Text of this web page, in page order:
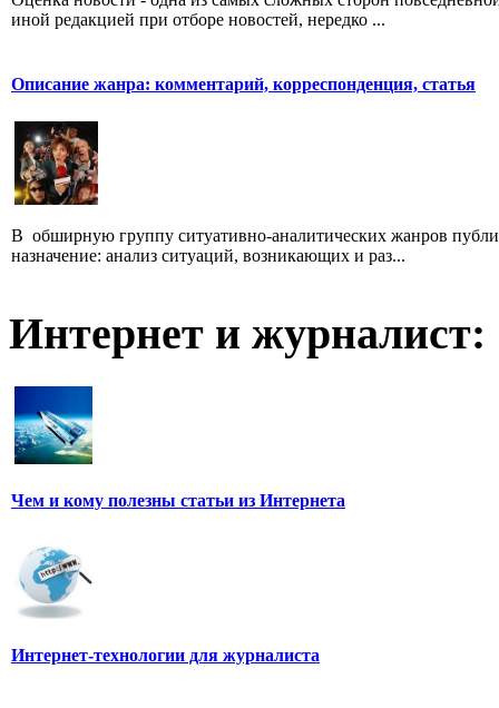
иной редакцией при отборе новостей, нередко ...
Описание жанра: комментарий, корреспонденция, статья
В обширную группу ситуативно-аналитических жанров
назначение: анализ ситуаций, возникающих и раз...
Интернет и журналист:
Чем и кому полезны статьи из Интернета
Интернет-технологии для журналиста